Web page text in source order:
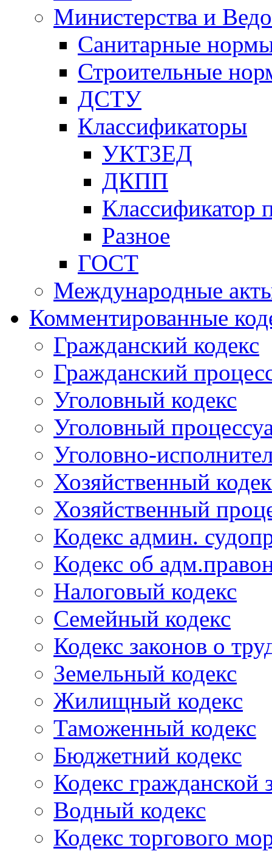
Министерства и
Санитарные
Строительные
ДСТУ
Классификаторы
УКТЗЕД
ДКПП
Классификатор
Разное
ГОСТ
Международные
Комментированные
Гражданский кодекс
Гражданский
Уголовный кодекс
Уголовный
Уголовно-
Хозяйственный
Хозяйственный
Кодекс админ.
Кодекс об
Налоговый кодекс
Семейный кодекс
Кодекс законов о
Земельный кодекс
Жилищный кодекс
Таможенный кодекс
Бюджетний кодекс
Кодекс гражданской
Водный кодекс
Кодекс торгового